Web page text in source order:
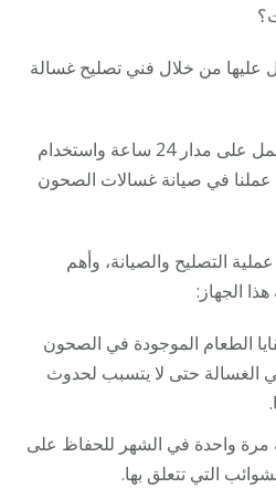
من خلال فني تصليح غسالة
بكفاءة وخبرة عالية وخدمة عمل على مدار 24 ساعة واستخدام
عملنا في صيانة غسالات الصحون
التصليح والصيانة، وأهم
الجهاز:
الطعام الموجودة في الصحون
الغسالة حتى لا يتسبب لحدوث
واحدة في الشهر للحفاظ على
التي تتعلق بها.